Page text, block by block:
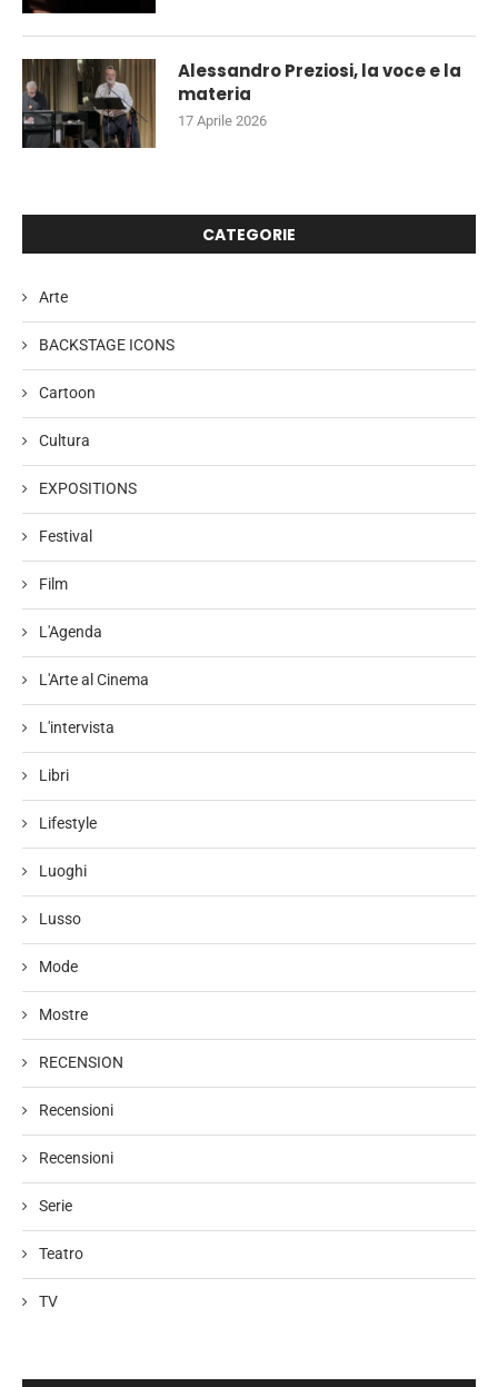
Alessandro Preziosi, la voce e la
materia
17 Aprile 2026
CATEGORIE
Arte
BACKSTAGE ICONS
Cartoon
Cultura
EXPOSITIONS
Festival
Film
L'Agenda
L'Arte al Cinema
L'intervista
Libri
Lifestyle
Luoghi
Lusso
Mode
Mostre
RECENSION
Recensioni
Recensioni
Serie
Teatro
TV